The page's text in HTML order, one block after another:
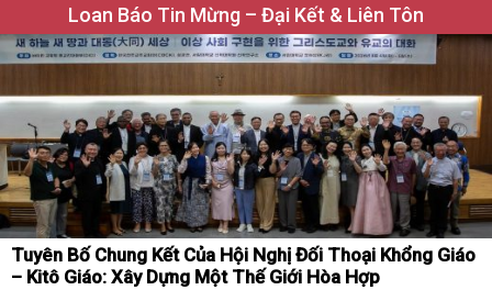
Loan Báo Tin Mừng – Đại Kết & Liên Tôn
Tuyên Bố Chung Kết Của Hội Nghị Đối Thoại Khổng Giáo
– Kitô Giáo: Xây Dựng Một Thế Giới Hòa Hợp